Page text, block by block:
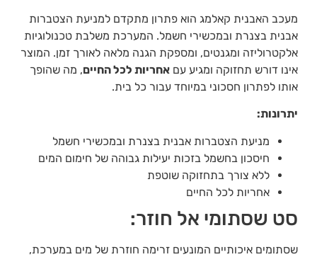
מעכב האבנית קאלמג הוא פתרון מתקדם למניעת הצטברות
אבנית בצנרת ובמכשירי חשמל. המערכת משלבת טכנולוגיות
אלקטרוליזה ומגנטים, ומספקת הגנה מלאה לאורך זמן. המוצר
אינו דורש תחזוקה ומגיע עם אחריות לכל החיים, מה שהופך
אותו לפתרון חסכוני במיוחד עבור כל בית.
יתרונות:
מניעת הצטברות אבנית בצנרת ובמכשירי חשמל
חיסכון בחשמל בזכות יעילות גבוהה של חימום המים
ללא צורך בתחזוקה שוטפת
אחריות לכל החיים
סט שסתומי אל חוזר:
שסתומים איכותיים המונעים זרימה חוזרת של מים במערכת,